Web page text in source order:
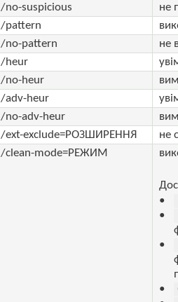
/no-suspicious
не
/pattern
/no-pattern
не
/heur
/no-heur
/adv-heur
/no-adv-heur
/ext-exclude=РОЗШИРЕННЯ
не
/clean-mode=РЕЖИМ